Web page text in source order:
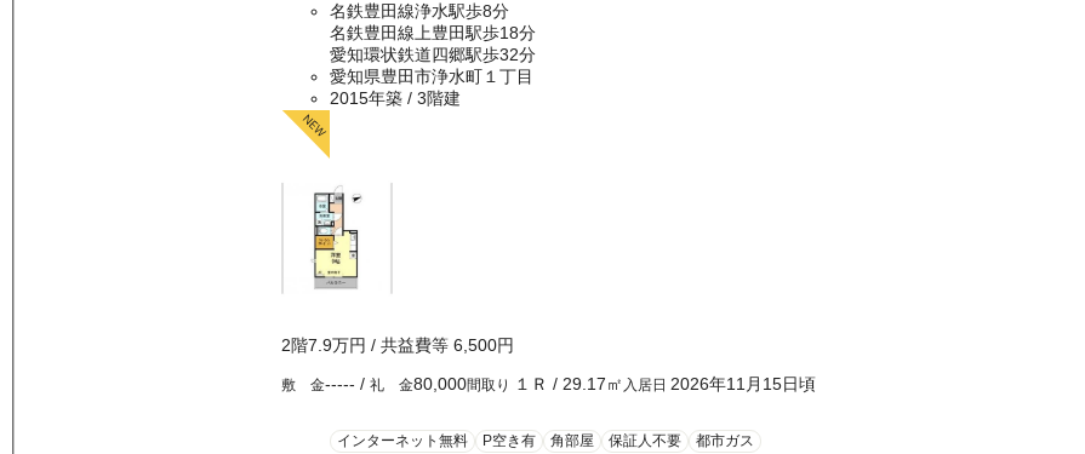
名鉄豊田線浄水駅歩8分
名鉄豊田線上豊田駅歩18分
愛知環状鉄道四郷駅歩32分
愛知県豊田市浄水町１丁目
2015年築 / 3階建
2階7.9万円 / 共益費等 6,500円
敷 金----- / 礼 金80,000間取り １Ｒ / 29.17㎡ 入居日 2026年11月15日頃
インターネット無料 P空き有 角部屋 保証人不要 都市ガス